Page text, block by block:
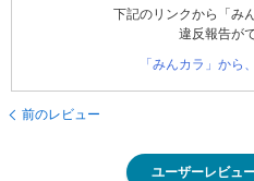
下記のリンクから「み
違反報告が
「みんカラ」から
前のレビュー
ユーザーレビュ